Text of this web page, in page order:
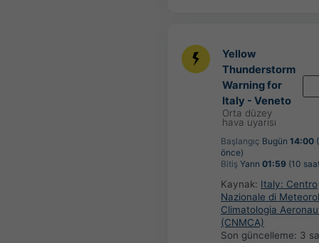
Yellow
Thunderstorm
Warning for
Italy - Veneto
Orta düzey
hava uyarısı
Başlangıç Bugün 14:00
önce)
Bitiş Yarın 01:59 (10
Kaynak: Italy: Centro
Nazionale di
Climatologia
(CNMCA)
Son güncelleme: 3